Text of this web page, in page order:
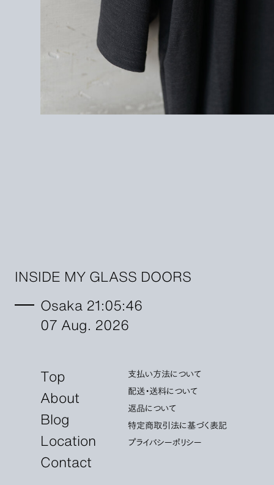
INSIDE MY GLASS DOORS
Osaka 21:05:46
07 Aug. 2026
Top
About
Blog
Location
Contact
支払い方法について
配送・送料について
返品について
特定商取引法に基づく表記
プライバシーポリシー